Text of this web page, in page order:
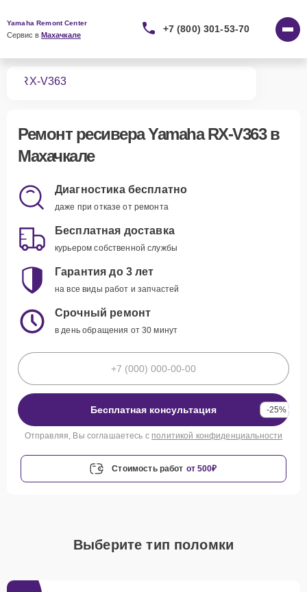
Yamaha Remont Center
Сервис в Махачкале
+7 (800) 301-53-70
RX-V363
Ремонт ресивера Yamaha RX-V363в
Махачкале
Диагностика бесплатно
даже при отказе от ремонта
Бесплатная доставка
курьером собственной службы
Гарантия до 3 лет
на все виды работ и запчастей
Срочный ремонт
в день обращения от 30 минут
Бесплатная консультация -25%
Отправляя, Вы соглашаетесь с политикой конфиденциальности
Стоимость работ от 500₽
Выберите тип поломки